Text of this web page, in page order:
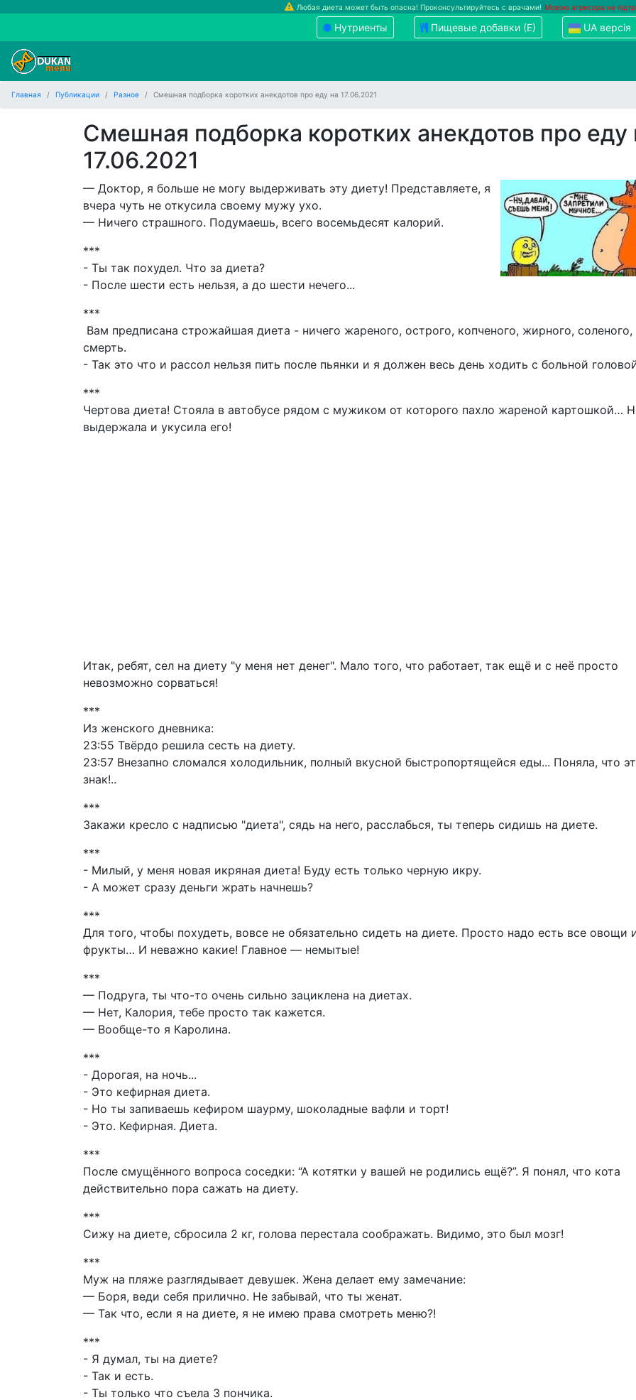
Любая диета может быть опасна! Проконсультируйтесь с врачами! Мовою агресора не
Нутриенты Пищевые добавки (Е) UA версія
Главная Публикации Разное Смешная подборка коротких анекдотов про еду на 17.06.2021
Смешная подборка коротких анекдотов про еду
17.06.2021
— Доктор, я больше не могу выдерживать эту диету! Представляете, я
вчера чуть не откусила своему мужу ухо.
— Ничего страшного. Подумаешь, всего восемьдесят калорий.
***
- Ты так похудел. Что за диета?
- После шести есть нельзя, а до шести нечего...
***
Вам предписана строжайшая диета - ничего жареного, острого, копченого, жирного, соленого,
смерть.
- Так это что и рассол нельзя пить после пьянки и я должен весь день ходить с больной
***
Чертова диета! Стояла в автобусе рядом с мужиком от которого пахло жареной картошкой…
выдержала и укусила его!
Итак, ребят, сел на диету "у меня нет денег". Мало того, что работает, так ещё и с неё просто
невозможно сорваться!
***
Из женского дневника:
23:55 Твёрдо решила сесть на диету.
23:57 Внезапно сломался холодильник, полный вкусной быстропортящейся еды... Поняла, что
знак!..
***
Закажи кресло с надписью "диета", сядь на него, расслабься, ты теперь сидишь на диете.
***
- Милый, у меня новая икряная диета! Буду есть только черную икру.
- А может сразу деньги жрать начнешь?
***
Для того, чтобы похудеть, вовсе не обязательно сидеть на диете. Просто надо есть все овощи
фрукты… И неважно какие! Главное — немытые!
***
— Подруга, ты что-то очень сильно зациклена на диетах.
— Нет, Калория, тебе просто так кажется.
— Вообще-то я Каролина.
***
- Дорогая, на ночь...
- Это кефирная диета.
- Но ты запиваешь кефиром шаурму, шоколадные вафли и торт!
- Это. Кефирная. Диета.
***
После смущённого вопроса соседки: “А котятки у вашей не родились ещё?”. Я понял, что кота
действительно пора сажать на диету.
***
Сижу на диете, сбросила 2 кг, голова перестала соображать. Видимо, это был мозг!
***
Муж на пляже разглядывает девушек. Жена делает ему замечание:
— Боря, веди себя прилично. Не забывай, что ты женат.
— Так что, если я на диете, я не имею права смотреть меню?!
***
- Я думал, ты на диете?
- Так и есть.
- Ты только что съела 3 пончика.